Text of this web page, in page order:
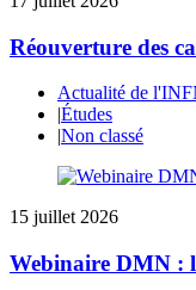
Réouverture des
Actualité de
|Études
|Non classé
15 juillet 2026
Webinaire DMN :